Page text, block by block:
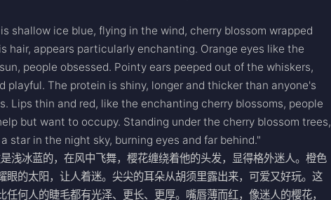
shallow ice blue, flying in the wind, cherry blossom wrapped
hair, appears particularly enchanting. Orange eyes like the
people obsessed. Pointy ears peeped out of the whiskers,
playful. The protein is shiny, longer and thicker than anyone's
Lips thin and red, like the enchanting cherry blossoms, people
but want to occupy. Standing under the cherry blossom trees,
star in the night sky, burning eyes and far behind."
浅冰蓝的，在风中飞舞，樱花缠绕着他的头发，显得格外迷人。橙色
眼的太阳，让人着迷。尖尖的耳朵从胡须里露出来，可爱又好玩。这
任何人的睫毛都有光泽、更长、更厚。嘴唇薄而红，像迷人的樱花，